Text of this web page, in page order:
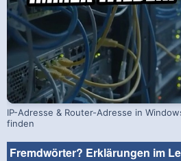
IP-Adresse & Router-Adresse in
finden
Fremdwörter? Erklärungen im